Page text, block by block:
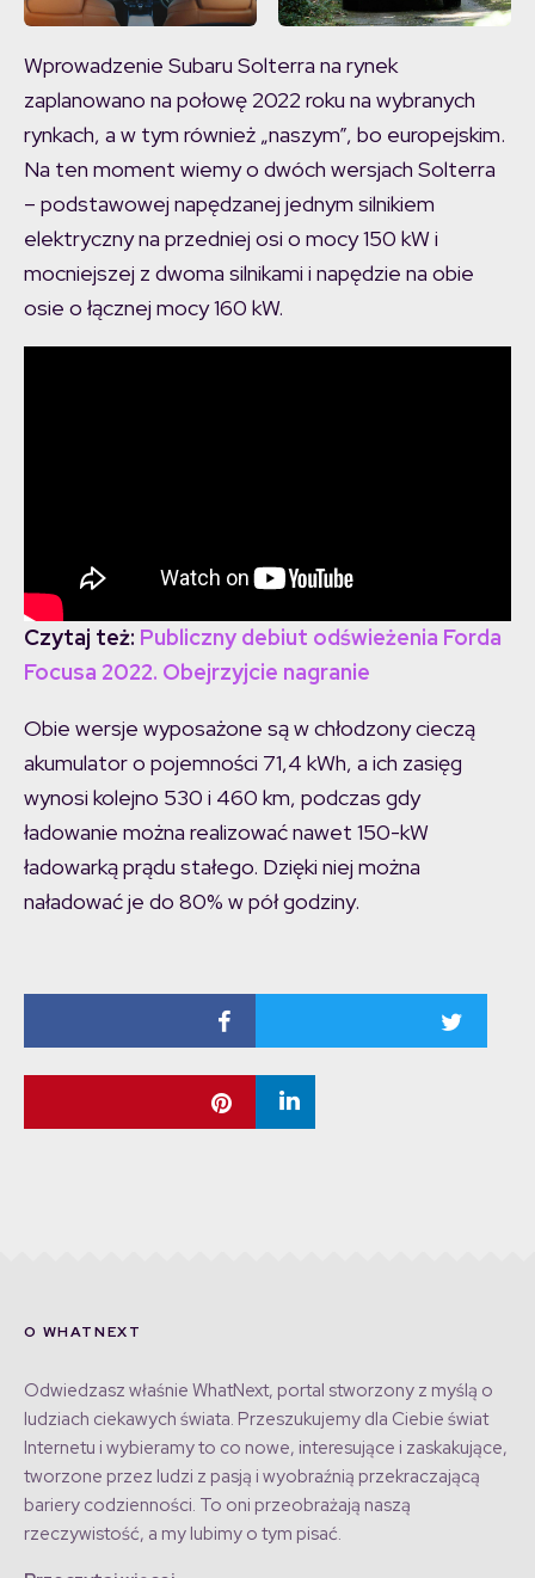
Wprowadzenie Subaru Solterra na rynek
zaplanowano na połowę 2022 roku na wybranych
rynkach, a w tym również „naszym”, bo europejskim.
Na ten moment wiemy o dwóch wersjach Solterra
– podstawowej napędzanej jednym silnikiem
elektryczny na przedniej osi o mocy 150 kW i
mocniejszej z dwoma silnikami i napędzie na obie
osie o łącznej mocy 160 kW.
Czytaj też: Publiczny debiut odświeżenia Forda
Focusa 2022. Obejrzyjcie nagranie
Obie wersje wyposażone są w chłodzony cieczą
akumulator o pojemności 71,4 kWh, a ich zasięg
wynosi kolejno 530 i 460 km, podczas gdy
ładowanie można realizować nawet 150-kW
ładowarką prądu stałego. Dzięki niej można
naładować je do 80% w pół godziny.
O WHATNEXT
Odwiedzasz właśnie WhatNext, portal stworzony z myślą o
ludziach ciekawych świata. Przeszukujemy dla Ciebie świat
Internetu i wybieramy to co nowe, interesujące i zaskakujące,
tworzone przez ludzi z pasją i wyobraźnią przekraczającą
bariery codzienności. To oni przeobrażają naszą
rzeczywistość, a my lubimy o tym pisać.